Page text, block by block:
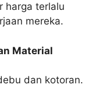
harga terlalu
mereka.
Material
dan kotoran.